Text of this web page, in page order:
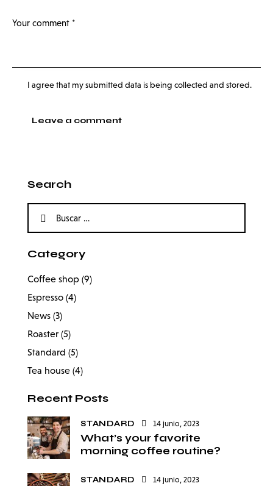
I agree that my submitted data is being collected and stored.
Search
Category
Coffee shop (9)
Espresso (4)
News (3)
Roaster (5)
Standard (5)
Tea house (4)
Recent Posts
STANDARD 14 junio, 2023
What’s your favorite
morning coffee routine?
STANDARD 14 junio, 2023